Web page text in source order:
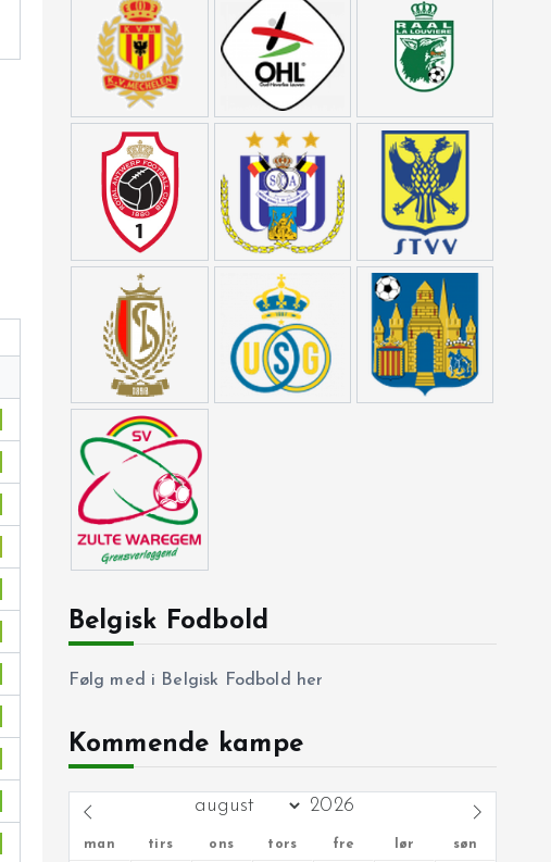
Belgisk Fodbold
Følg med i Belgisk Fodbold her
Kommende kampe
man tirs ons tors fre lør søn